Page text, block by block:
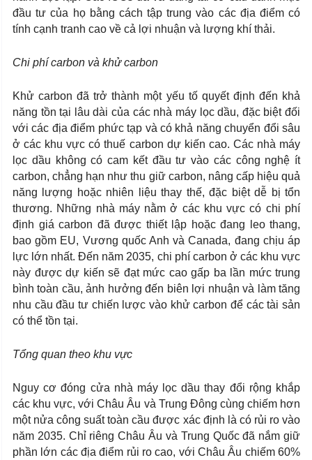
đầu tư của họ bằng cách tập trung vào các địa điểm có
tính cạnh tranh cao về cả lợi nhuận và lượng khí thải.
Chi phí carbon và khử carbon
Khử carbon đã trở thành một yếu tố quyết định đến khả
năng tồn tại lâu dài của các nhà máy lọc dầu, đặc biệt đối
với các địa điểm phức tạp và có khả năng chuyển đổi sâu
ở các khu vực có thuế carbon dự kiến cao. Các nhà máy
lọc dầu không có cam kết đầu tư vào các công nghệ ít
carbon, chẳng hạn như thu giữ carbon, nâng cấp hiệu quả
năng lượng hoặc nhiên liệu thay thế, đặc biệt dễ bị tổn
thương. Những nhà máy nằm ở các khu vực có chi phí
định giá carbon đã được thiết lập hoặc đang leo thang,
bao gồm EU, Vương quốc Anh và Canada, đang chịu áp
lực lớn nhất. Đến năm 2035, chi phí carbon ở các khu vực
này được dự kiến sẽ đạt mức cao gấp ba lần mức trung
bình toàn cầu, ảnh hưởng đến biên lợi nhuận và làm tăng
nhu cầu đầu tư chiến lược vào khử carbon để các tài sản
có thể tồn tại.
Tổng quan theo khu vực
Nguy cơ đóng cửa nhà máy lọc dầu thay đổi rộng khắp
các khu vực, với Châu Âu và Trung Đông cùng chiếm hơn
một nửa công suất toàn cầu được xác định là có rủi ro vào
năm 2035. Chỉ riêng Châu Âu và Trung Quốc đã nắm giữ
phần lớn các địa điểm rủi ro cao, với Châu Âu chiếm 60%